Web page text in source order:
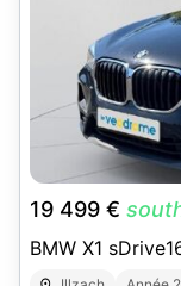
19 499 €
BMW X1